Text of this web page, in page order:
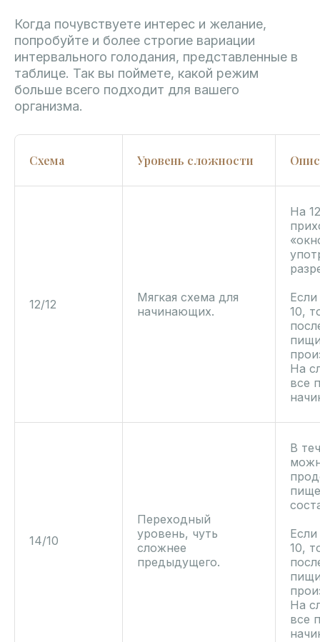
Когда почувствуете интерес и желание,
попробуйте и более строгие вариации
интервального голодания, представленные в
таблице. Так вы поймете, какой режим
больше всего подходит для вашего
организма.
Схема Уровень сложности
12/12
Мягкая схема для
начинающих.
На
Если
10,
На
все
14/10
Переходный
уровень, чуть
сложнее
предыдущего.
В
Если
10,
На
все